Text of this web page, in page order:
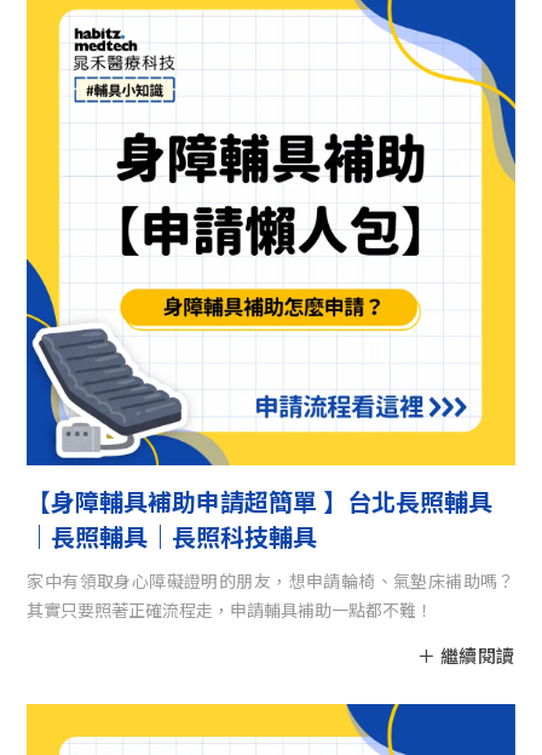
【身障輔具補助申請超簡單 】台北長照輔具
｜長照輔具｜長照科技輔具
家中有領取身心障礙證明的朋友，想申請輪椅、氣墊床補助嗎？
其實只要照著正確流程走，申請輔具補助一點都不難！